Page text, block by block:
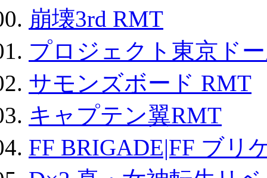
崩壊3rd RMT
プロジェクト東京ド
サモンズボード RMT
キャプテン翼RMT
FF BRIGADE|FF ブリ